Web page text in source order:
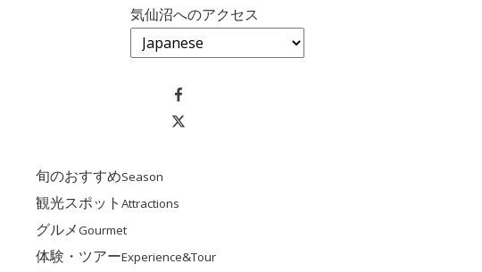
気仙沼へのアクセス
旬のおすすめSeason
観光スポット Attractions
グルメGourmet
体験・ツアーExperience&Tour